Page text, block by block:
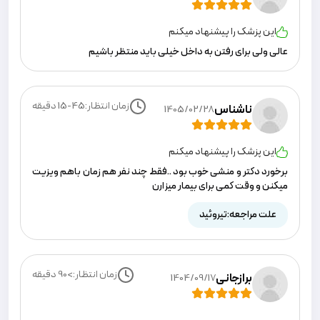
این پزشک را پیشنهاد میکنم
عالی ولی برای رفتن به داخل خیلی باید منتظر باشیم
ناشناس1405/02/28 زمان انتظار:15-45دقیقه
این پزشک را پیشنهاد میکنم
برخورد دکتر و منشی خوب بود ..فقط چند نفر هم زمان باهم ویزیت
میکنن و وقت کمی برای بیمار میزارن
علت مراجعه:تیروئید
برازجانی1404/09/17 زمان انتظار:>90 دقیقه